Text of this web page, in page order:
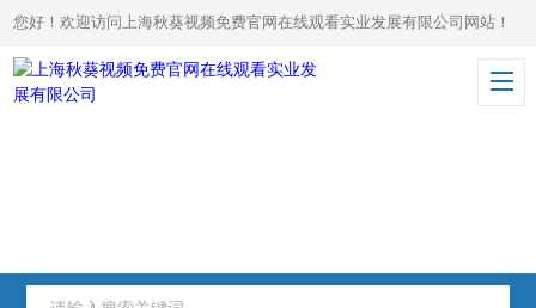
您好！欢迎访问上海秋葵视频免费官网在线观看实业发展有限公司网站！